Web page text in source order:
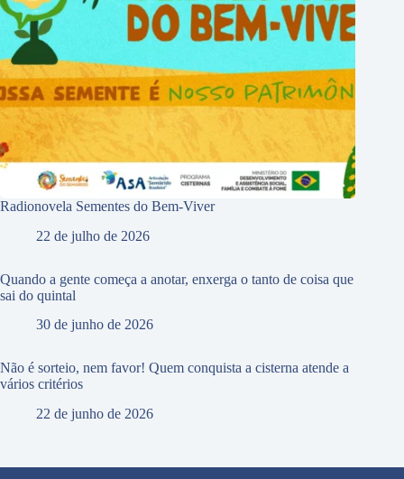
Radionovela Sementes do Bem-Viver
22 de julho de 2026
Quando a gente começa a anotar, enxerga o tanto de coisa que
sai do quintal
30 de junho de 2026
Não é sorteio, nem favor! Quem conquista a cisterna atende a
vários critérios
22 de junho de 2026